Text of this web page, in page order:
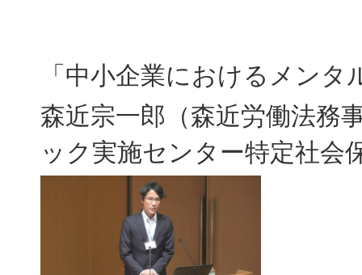
「中小企業におけるメン
森近宗一郎（森近労働法務
ック実施センター特定社会